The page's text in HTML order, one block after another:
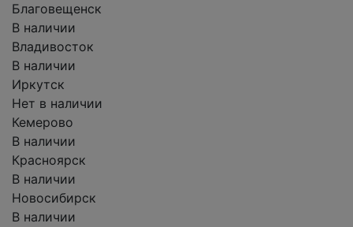
Благовещенск
В наличии
Владивосток
В наличии
Иркутск
Нет в наличии
Кемерово
В наличии
Красноярск
В наличии
Новосибирск
В наличии